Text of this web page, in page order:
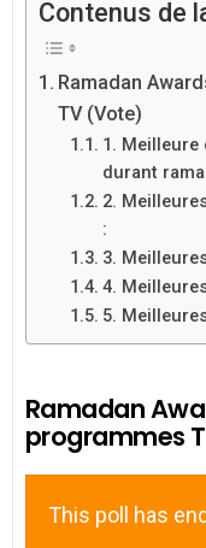
Contenus de
Ramadan
TV (Vote)
1.
durant
2.
:
3.
4.
5.
Ramadan
programmes
This poll has